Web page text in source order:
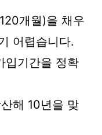
개월)을 채우
어렵습니다.
입기간을 정확
해 10년을 맞